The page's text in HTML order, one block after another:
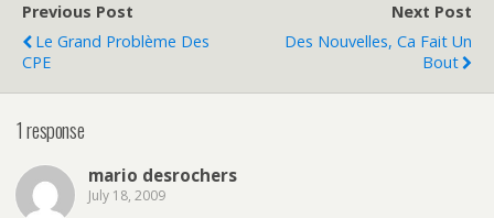
Previous Post
Le Grand Problème Des
CPE
Next Post
Des Nouvelles, Ca Fait Un
Bout
1 response
mario desrochers
July 18, 2009